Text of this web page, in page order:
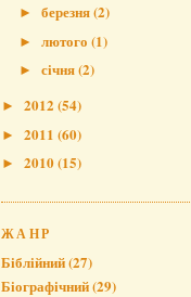
► березня(2)
► лютого (1)
► січня(2)
► 2012 (54)
► 2011 (60)
► 2010(15)
ЖАНР
Біблійний(27)
Біографічний(29)